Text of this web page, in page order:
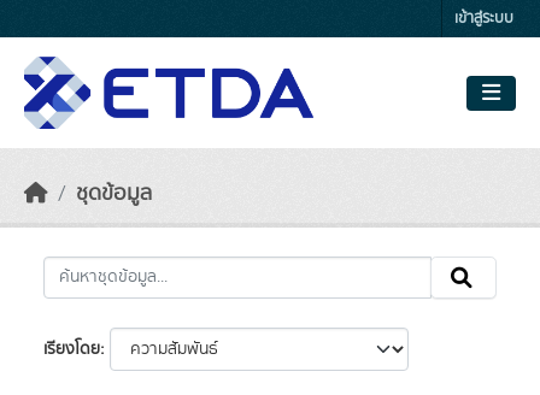
เข้าสู่ระบบ
ชุดข้อมูล
เรียงโดย